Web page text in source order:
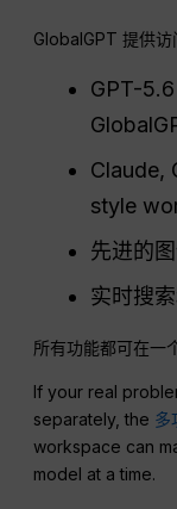
GlobalGPT 提供访
GPT-
Claude,
style
先进的
实时搜
所有功能都可在一
If your real
separately, the 多
workspace can
model at a time.